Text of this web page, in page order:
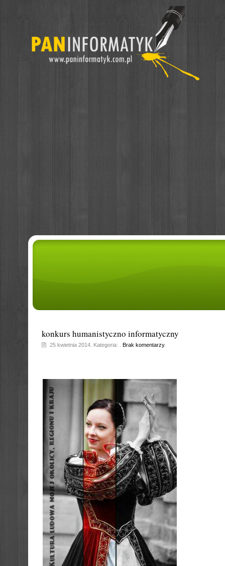
konkurs humanistyczno informatyczny
25 kwietnia 2014. Kategoria: . Brak komentarzy.